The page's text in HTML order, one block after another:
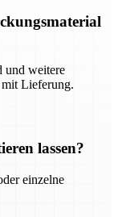
und weitere
Lieferung.
lassen?
einzelne